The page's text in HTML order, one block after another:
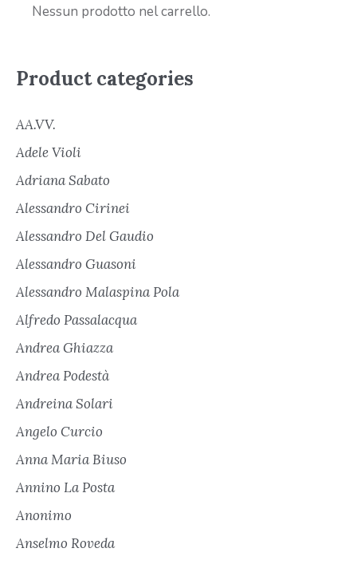
Nessun prodotto nel carrello.
Product categories
AA.VV.
Adele Violi
Adriana Sabato
Alessandro Cirinei
Alessandro Del Gaudio
Alessandro Guasoni
Alessandro Malaspina Pola
Alfredo Passalacqua
Andrea Ghiazza
Andrea Podestà
Andreina Solari
Angelo Curcio
Anna Maria Biuso
Annino La Posta
Anonimo
Anselmo Roveda